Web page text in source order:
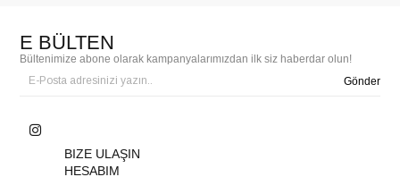
E BÜLTEN
Bültenimize abone olarak kampanyalarımızdan ilk siz haberdar olun!
Gönder
BIZE ULAŞIN
HESABIM